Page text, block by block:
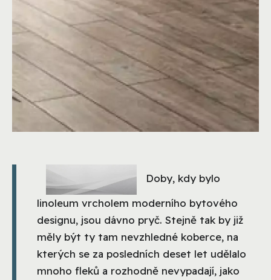
Doby, kdy bylo
linoleum vrcholem moderního bytového
designu, jsou dávno pryč. Stejně tak by již
měly být ty tam nevzhledné koberce, na
kterých se za posledních deset let udělalo
mnoho fleků a rozhodně nevypadají, jako